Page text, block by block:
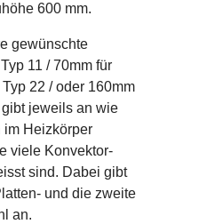
600 mm.
gewünschte
11 / 70mm für
22 / oder 160mm
jeweils an wie
im Heizkörper
viele Konvektor-
sind. Dabei gibt
und die zweite
an.